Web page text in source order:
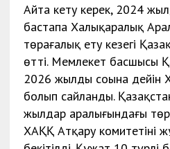
Айта кету керек, 2024
бастапа Халықаралық
төрағалық ету кезегі
өтті. Мемлекет басшысы
2026 жылдың соңына
болып сайланды.
жылдар аралығындағы
ХАҚҚ Атқару комитетінің